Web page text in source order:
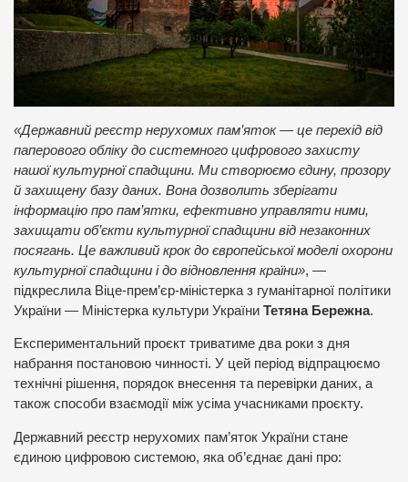
«Державний реєстр нерухомих пам’яток — це перехід від
паперового обліку до системного цифрового захисту
нашої культурної спадщини. Ми створюємо єдину, прозору
й захищену базу даних. Вона дозволить зберігати
інформацію про пам’ятки, ефективно управляти ними,
захищати об’єкти культурної спадщини від незаконних
посягань. Це важливий крок до європейської моделі охорони
культурної спадщини і до відновлення країни», —
підкреслила Віце-прем’єр-міністерка з гуманітарної політики
України — Міністерка культури України Тетяна Бережна.
Експериментальний проєкт триватиме два роки з дня
набрання постановою чинності. У цей період відпрацюємо
технічні рішення, порядок внесення та перевірки даних, а
також способи взаємодії між усіма учасниками проєкту.
Державний реєстр нерухомих пам’яток України стане
єдиною цифровою системою, яка об’єднає дані про: